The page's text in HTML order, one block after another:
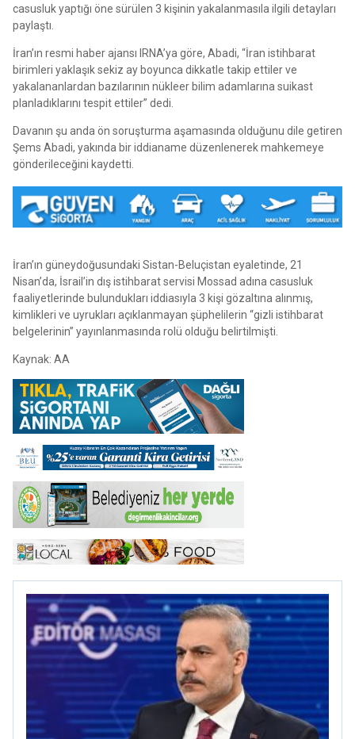
casusluk yaptığı öne sürülen 3 kişinin yakalanmasıla ilgili detayları
paylaştı.
İran’ın resmi haber ajansı IRNA’ya göre, Abadi, “İran istihbarat
birimleri yaklaşık sekiz ay boyunca dikkatle takip ettiler ve
yakalananlardan bazılarının nükleer bilim adamlarına suikast
planladıklarını tespit ettiler” dedi.
Davanın şu anda ön soruşturma aşamasında olduğunu dile getiren
Şems Abadi, yakında bir iddianame düzenlenerek mahkemeye
gönderileceğini kaydetti.
İran’ın güneydoğusundaki Sistan-Beluçistan eyaletinde, 21
Nisan’da, İsrail’in dış istihbarat servisi Mossad adına casusluk
faaliyetlerinde bulundukları iddiasıyla 3 kişi gözaltına alınmış,
kimlikleri ve uyrukları açıklanmayan şüphelilerin “gizli istihbarat
belgelerinin” yayınlanmasında rolü olduğu belirtilmişti.
Kaynak: AA